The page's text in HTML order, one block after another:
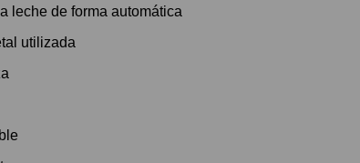
leche de forma automática
utilizada